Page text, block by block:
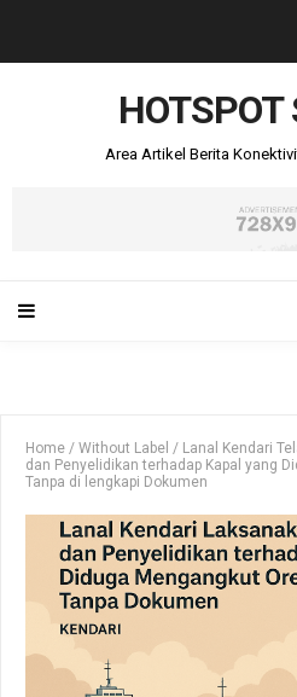
HOTSPOT
Area Artikel Berita
Home / Without Label / Lanal Kendari
dan Penyelidikan terhadap Kapal yang
Tanpa di lengkapi Dokumen